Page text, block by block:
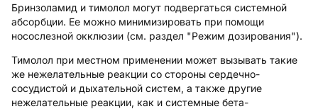
Бринзоламид и тимолол могут подвергаться системной
абсорбции. Ее можно минимизировать при помощи
носослезной окклюзии (см. раздел "Режим дозирования").
Тимолол при местном применении может вызывать такие
же нежелательные реакции со стороны сердечно-
сосудистой и дыхательной систем, а также другие
нежелательные реакции, как и системные бета-